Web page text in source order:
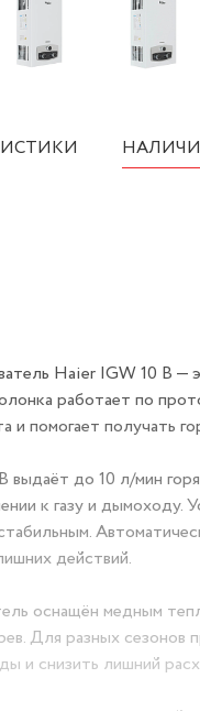
Haier IGW 10 B —
работает по
и помогает получать
выдаёт до 10 л/мин
к газу и дымоходу.
действий.
оснащён медным
Для разных
и снизить лишний